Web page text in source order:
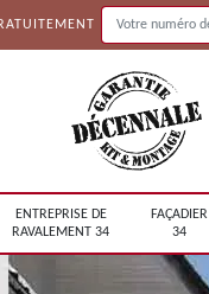
ENTREPRISE DE
RAVALEMENT 34
FAÇADIER
34